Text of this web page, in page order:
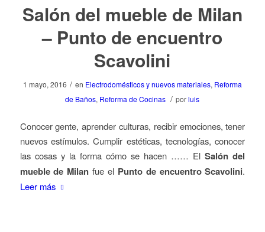
Salón del mueble de Milan
– Punto de encuentro
Scavolini
1 mayo, 2016 / en Electrodomésticos y nuevos materiales, Reforma
de Baños, Reforma de Cocinas / porluis
Conocer gente, aprender culturas, recibir emociones, tener
nuevos estímulos. Cumplir estéticas, tecnologías, conocer
las cosas y la forma cómo se hacen …… ElSalón del
mueble de Milan fue el Punto de encuentro Scavolini.
Leer más